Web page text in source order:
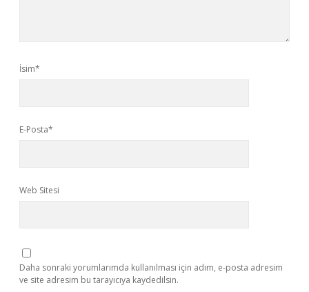
İsim*
E-Posta*
Web Sitesi
Daha sonraki yorumlarımda kullanılması için adım, e-posta adresim
ve site adresim bu tarayıcıya kaydedilsin.